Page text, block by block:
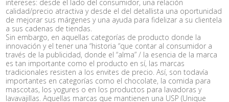
intereses: desde el lado del consumidor, una relación
calidad/precio atractiva y desde el del detallista una oportunidad
de mejorar sus márgenes y una ayuda para fidelizar a su clientela
a sus cadenas de tiendas.
Sin embargo, en aquellas categorías de producto donde la
innovación y el tener una “historia “que contar al consumidor a
través de la publicidad, donde el “alma” / la esencia de la marca
es tan importante como el producto en sí, las marcas
tradicionales resisten a los envites de precio. Así, son todavía
importantes en categorías como el chocolate, la comida para
mascotas, los yogures o en los productos para lavadoras y
lavavajillas. Aquellas marcas que mantienen una USP (Unique